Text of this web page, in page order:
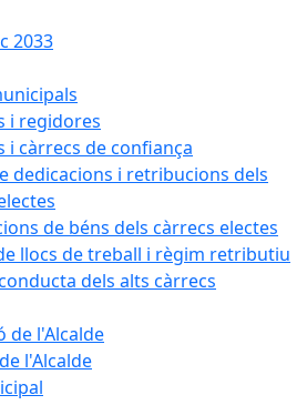
2033
i regidores
i càrrecs de confiança
dedicacions i retribucions dels
de béns dels càrrecs electes
llocs de treball i règim retributiu
dels alts càrrecs
de l'Alcalde
l'Alcalde